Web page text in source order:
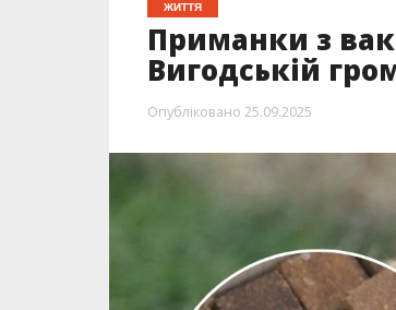
ЖИТТЯ
Приманки з
Вигодській
Опубліковано 25.09.2025